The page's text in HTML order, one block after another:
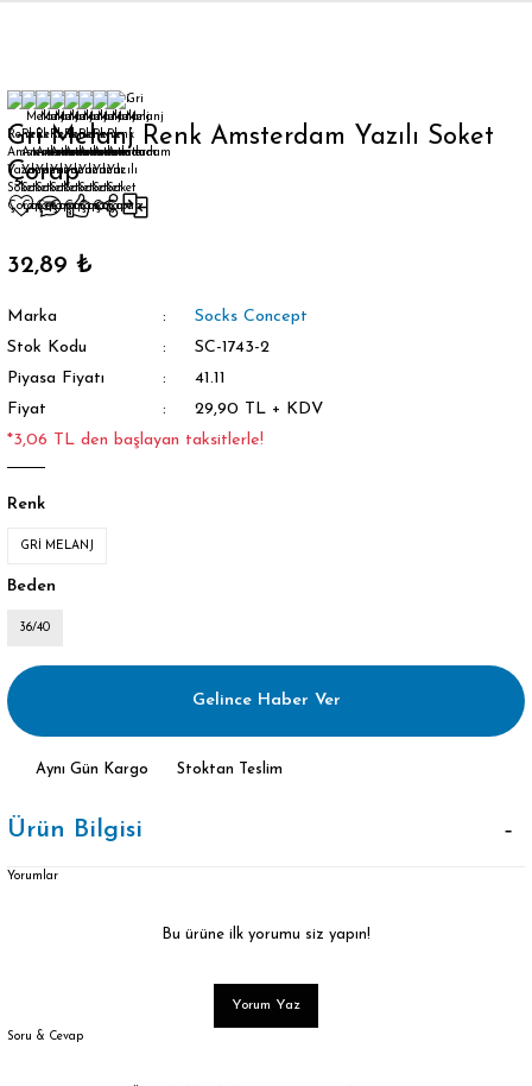
Gri Melanj Renk Amsterdam Yazılı Soket
Çorap
32,89 ₺
Marka
Socks Concept
Stok Kodu
SC-1743-2
Piyasa Fiyatı
41.11
Fiyat
29,90 TL + KDV
*3,06 TL den başlayan taksitlerle!
Renk
GRİ MELANJ
Beden
36/40
Gelince Haber Ver
Aynı Gün Kargo Stoktan Teslim
Ürün Bilgisi
Yorumlar
Bu ürüne ilk yorumu siz yapın!
Yorum Yaz
Soru & Cevap